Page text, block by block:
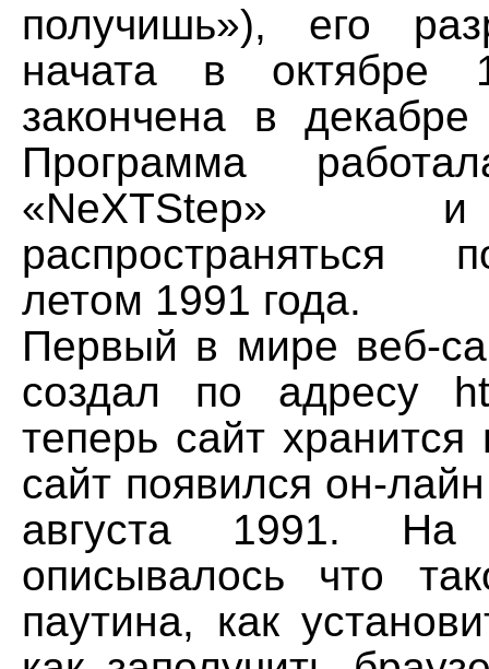
получишь»), его
начата в октябре
закончена в
Программа
«NeXTStep»
распространяться
летом 1991 года.
Первый в мире веб-
создал по адресу
теперь сайт
сайт появился он-
августа 1991.
описывалось что
паутина, как